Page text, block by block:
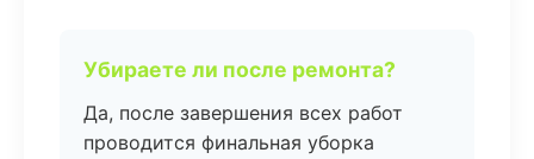
Убираете ли после ремонта?
Да, после завершения всех работ
проводится финальная уборка